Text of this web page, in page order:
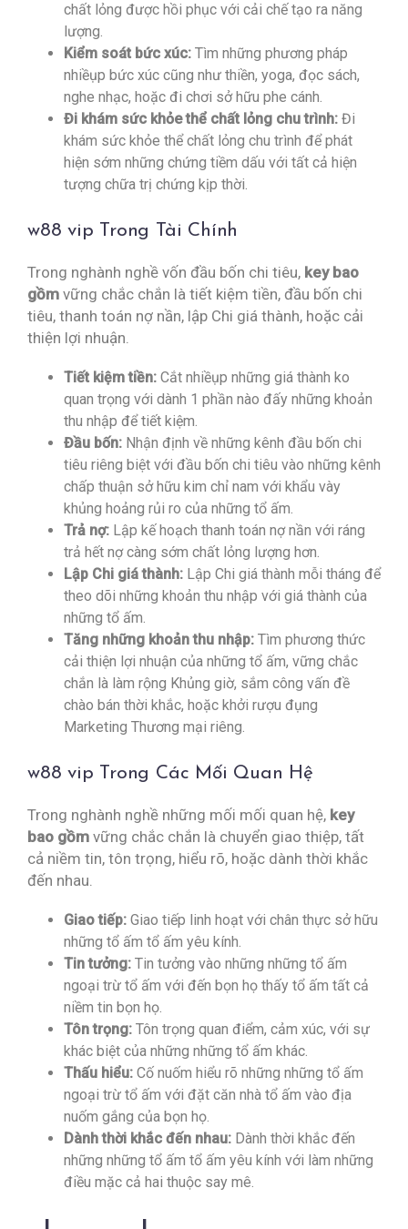
chất lỏng được hồi phục với cải chế tạo ra năng
lượng.
Kiểm soát bức xúc: Tìm những phương pháp
nhiềụp bức xúc cũng như thiền, yoga, đọc sách,
nghe nhạc, hoặc đi chơi sở hữu phe cánh.
Đi khám sức khỏe thể chất lỏng chu trình: Đi
khám sức khỏe thể chất lỏng chu trình để phát
hiện sớm những chứng tiềm dấu với tất cả hiện
tượng chữa trị chứng kịp thời.
w88 vip Trong Tài Chính
Trong nghành nghề vốn đầu bốn chi tiêu, key bao
gồm vững chắc chắn là tiết kiệm tiền, đầu bốn chi
tiêu, thanh toán nợ nần, lập Chi giá thành, hoặc cải
thiện lợi nhuận.
Tiết kiệm tiền: Cắt nhiềụp những giá thành ko
quan trọng với dành 1 phần nào đấy những khoản
thu nhập để tiết kiệm.
Đầu bốn: Nhận định về những kênh đầu bốn chi
tiêu riêng biệt với đầu bốn chi tiêu vào những kênh
chấp thuận sở hữu kim chỉ nam với khẩu vày
khủng hoảng rủi ro của những tổ ấm.
Trả nợ: Lập kế hoạch thanh toán nợ nần với ráng
trả hết nợ càng sớm chất lỏng lượng hơn.
Lập Chi giá thành: Lập Chi giá thành mỗi tháng để
theo dõi những khoản thu nhập với giá thành của
những tổ ấm.
Tăng những khoản thu nhập: Tìm phương thức
cải thiện lợi nhuận của những tổ ấm, vững chắc
chắn là làm rộng Khủng giờ, sắm công vấn đề
chào bán thời khắc, hoặc khởi rượu đụng
Marketing Thương mại riêng.
w88 vip Trong Các Mối Quan Hệ
Trong nghành nghề những mối mối quan hệ, key
bao gồm vững chắc chắn là chuyển giao thiệp, tất
cả niềm tin, tôn trọng, hiểu rõ, hoặc dành thời khắc
đến nhau.
Giao tiếp: Giao tiếp linh hoạt với chân thực sở hữu
những tổ ấm tổ ấm yêu kính.
Tin tưởng: Tin tưởng vào những những tổ ấm
ngoại trừ tổ ấm với đến bọn họ thấy tổ ấm tất cả
niềm tin bọn họ.
Tôn trọng: Tôn trọng quan điểm, cảm xúc, với sự
khác biệt của những những tổ ấm khác.
Thấu hiểu: Cố nuốm hiểu rõ những những tổ ấm
ngoại trừ tổ ấm với đặt căn nhà tổ ấm vào địa
nuốm gắng của bọn họ.
Dành thời khắc đến nhau: Dành thời khắc đến
những những tổ ấm tổ ấm yêu kính với làm những
điều mặc cả hai thuộc say mê.